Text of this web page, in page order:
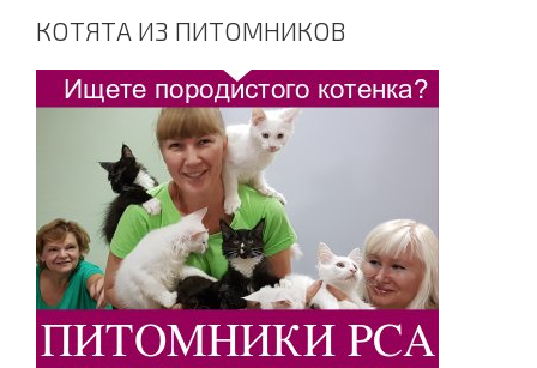
КОТЯТА ИЗ ПИТОМНИКОВ